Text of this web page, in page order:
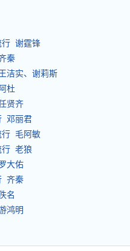
行 谢霆锋
秦
洁实、谢莉斯
杜
贤齐
邓丽君
行 毛阿敏
行 老狼
大佑
齐秦
名
鸿明